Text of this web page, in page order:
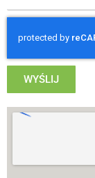
WYŚLIJ